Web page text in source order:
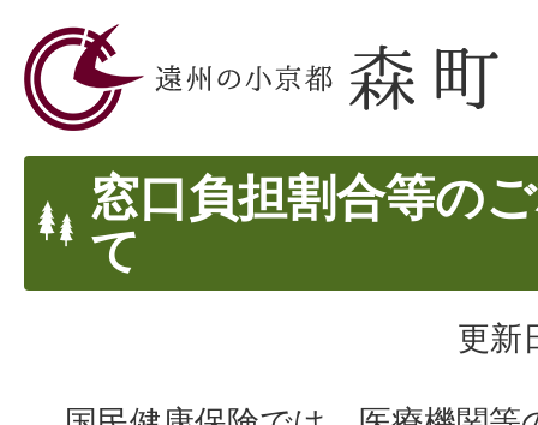
窓口負担割合等の
て
更新